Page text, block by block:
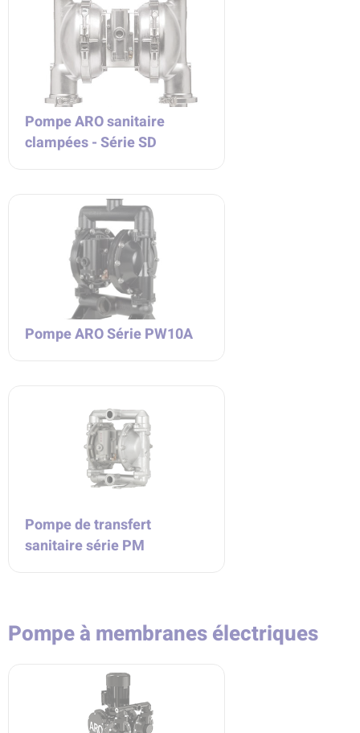
Pompe ARO sanitaire
clampées - Série SD
Pompe ARO Série PW10A
Pompe de transfert
sanitaire série PM
Pompe à membranes électriques